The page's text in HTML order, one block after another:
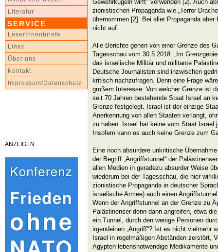
Literatur
SERVICE
LeserInnenbriefe
Links
Über uns
Kontakt
Impressum/Datenschutz
ANZEIGEN
Gewehrkugeln wirft" verwenden [2]. Auch
zionistischen Propaganda wie „Terror-
übernommen [2]. Bei aller Propaganda
nicht auf:
Alle Berichte gehen von einer Grenze des
Tagesschau vom 30.5.2018: „Im
das israelische Militär und militante
Deutsche Journalisten sind inzwischen
kritisch nachzufragen. Denn eine Frage
großem Interesse: Von welcher Grenze ist
seit 70 Jahren bestehende Staat Israel an
Grenze festgelegt. Israel ist der einzige
Anerkennung von allen Staaten verlangt,
zu haben. Israel hat keine vom Staat Israel
Insofern kann es auch keine Grenze zum
Eine noch absurdere unkritische
der Begriff „Angriffstunnel“ der
allen Medien in geradezu absurder Weise
wiederum bei der Tagesschau, die hier
zionistische Propaganda in deutscher
israelische Armee) auch einen
Wenn der Angriffstunnel an der Grenze zu
Palästinenser denn dann angreifen, etwa
ein Tunnel, durch den wenige Personen
irgendeinen „Angriff“? Ist es nicht vielmehr
Israel in regelmäßigen Abständen zerstört,
Ägypten lebensnotwendige Medikamente